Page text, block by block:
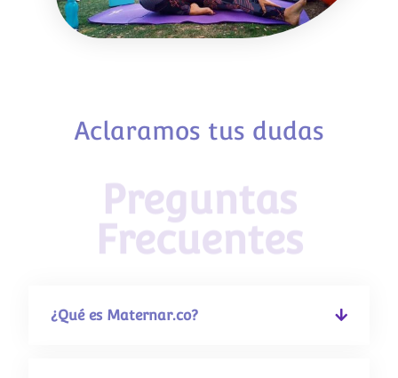
Aclaramos tus dudas
Preguntas
Frecuentes
¿Qué es Maternar.co?